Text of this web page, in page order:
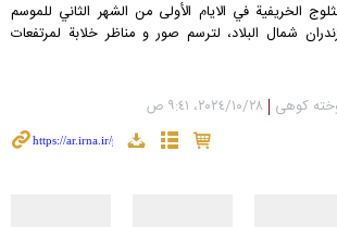
الخريفية في الايام الأولى من الشهر الثاني للموسم
شمال البلاد، لترسم صور و مناظر خلابة لمرتفعات
کوهی ٢٨‏/١٠‏/٢٠٢٤، ٩:٤١ ص